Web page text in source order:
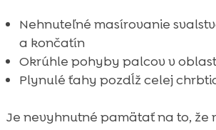
Nehnuteľné masírovanie
a končatín
Okrúhle pohyby palcov v
Plynulé ťahy pozdĺž celej
Je nevyhnutné pamätať na to, že